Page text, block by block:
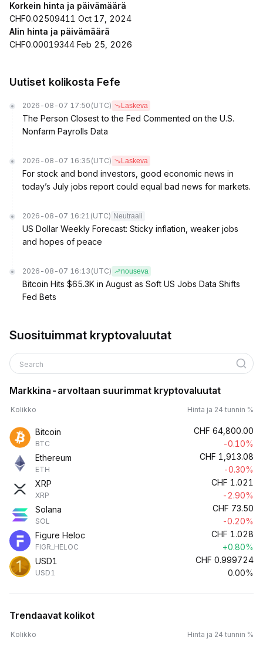
Korkein hinta ja päivämäärä
CHF0.02509411 Oct 17, 2024
Alin hinta ja päivämäärä
CHF0.00019344 Feb 25, 2026
Uutiset kolikosta Fefe
2026-08-07 17:50 (UTC) Laskeva
The Person Closest to the Fed Commented on the U.S.
Nonfarm Payrolls Data
2026-08-07 16:35 (UTC) Laskeva
For stock and bond investors, good economic news in
today’s July jobs report could equal bad news for markets.
2026-08-07 16:21 (UTC) Neutraali
US Dollar Weekly Forecast: Sticky inflation, weaker jobs
and hopes of peace
2026-08-07 16:13 (UTC) nouseva
Bitcoin Hits $65.3K in August as Soft US Jobs Data Shifts
Fed Bets
Suosituimmat kryptovaluutat
Search
Markkina-arvoltaan suurimmat kryptovaluutat
Kolikko Hinta ja 24 tunnin %
Bitcoin
BTC
CHF 64,800.00
-0.10%
Ethereum
ETH
CHF 1,913.08
-0.30%
XRP
XRP
CHF 1.021
-2.90%
Solana
SOL
CHF 73.50
-0.20%
Figure Heloc
FIGR_HELOC
CHF 1.028
+0.80%
USD1
USD1
CHF 0.999724
0.00%
Trendaavat kolikot
Kolikko Hinta ja 24 tunnin %